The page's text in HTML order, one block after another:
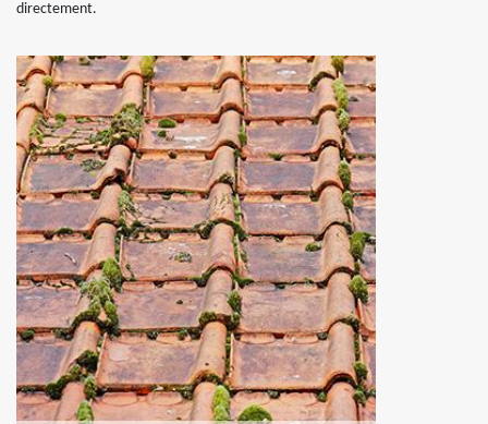
directement.